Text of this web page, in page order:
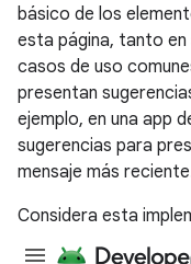
básico de los
esta página, tanto en
casos de uso
presentan
ejemplo, en una app
sugerencias para
mensaje más
Considera esta